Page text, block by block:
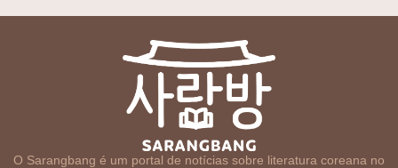
O Sarangbang é um portal de notícias sobre literatura coreana no